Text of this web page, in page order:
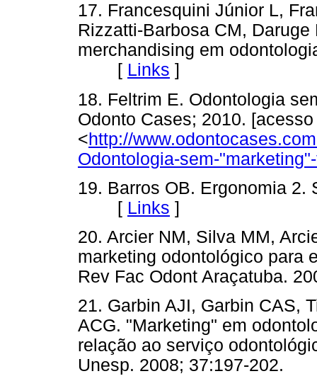
17. Francesquini Júnior L,
Rizzatti-Barbosa CM,
merchandising em
[ Links ]
18. Feltrim E. Odontologia
Odonto Cases; 2010.
<http://
Odontologia-sem-
19. Barros OB. Ergonomia 2.
[ Links ]
20. Arcier NM, Silva MM,
marketing odontológico para
Rev Fac Odont
21. Garbin AJI, Garbin CAS,
ACG. "Marketing" em
relação ao serviço
Unesp. 2008; 37:197-